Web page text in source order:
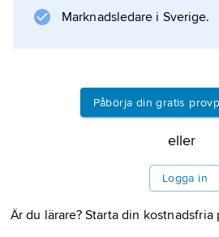
Information om
Marknadsledare i Sverige.
Påbörja din gratis
eller
Logga in
Är du lärare? Starta din